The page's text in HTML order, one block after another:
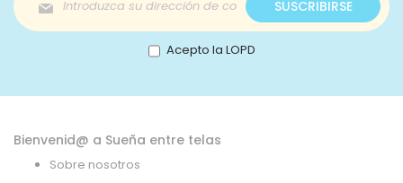
a
nuestro
boletín
de
SUSCRIBIRSE
Acepto la LOPD
Bienvenid@ a Sueña entre telas
Sobre nosotros